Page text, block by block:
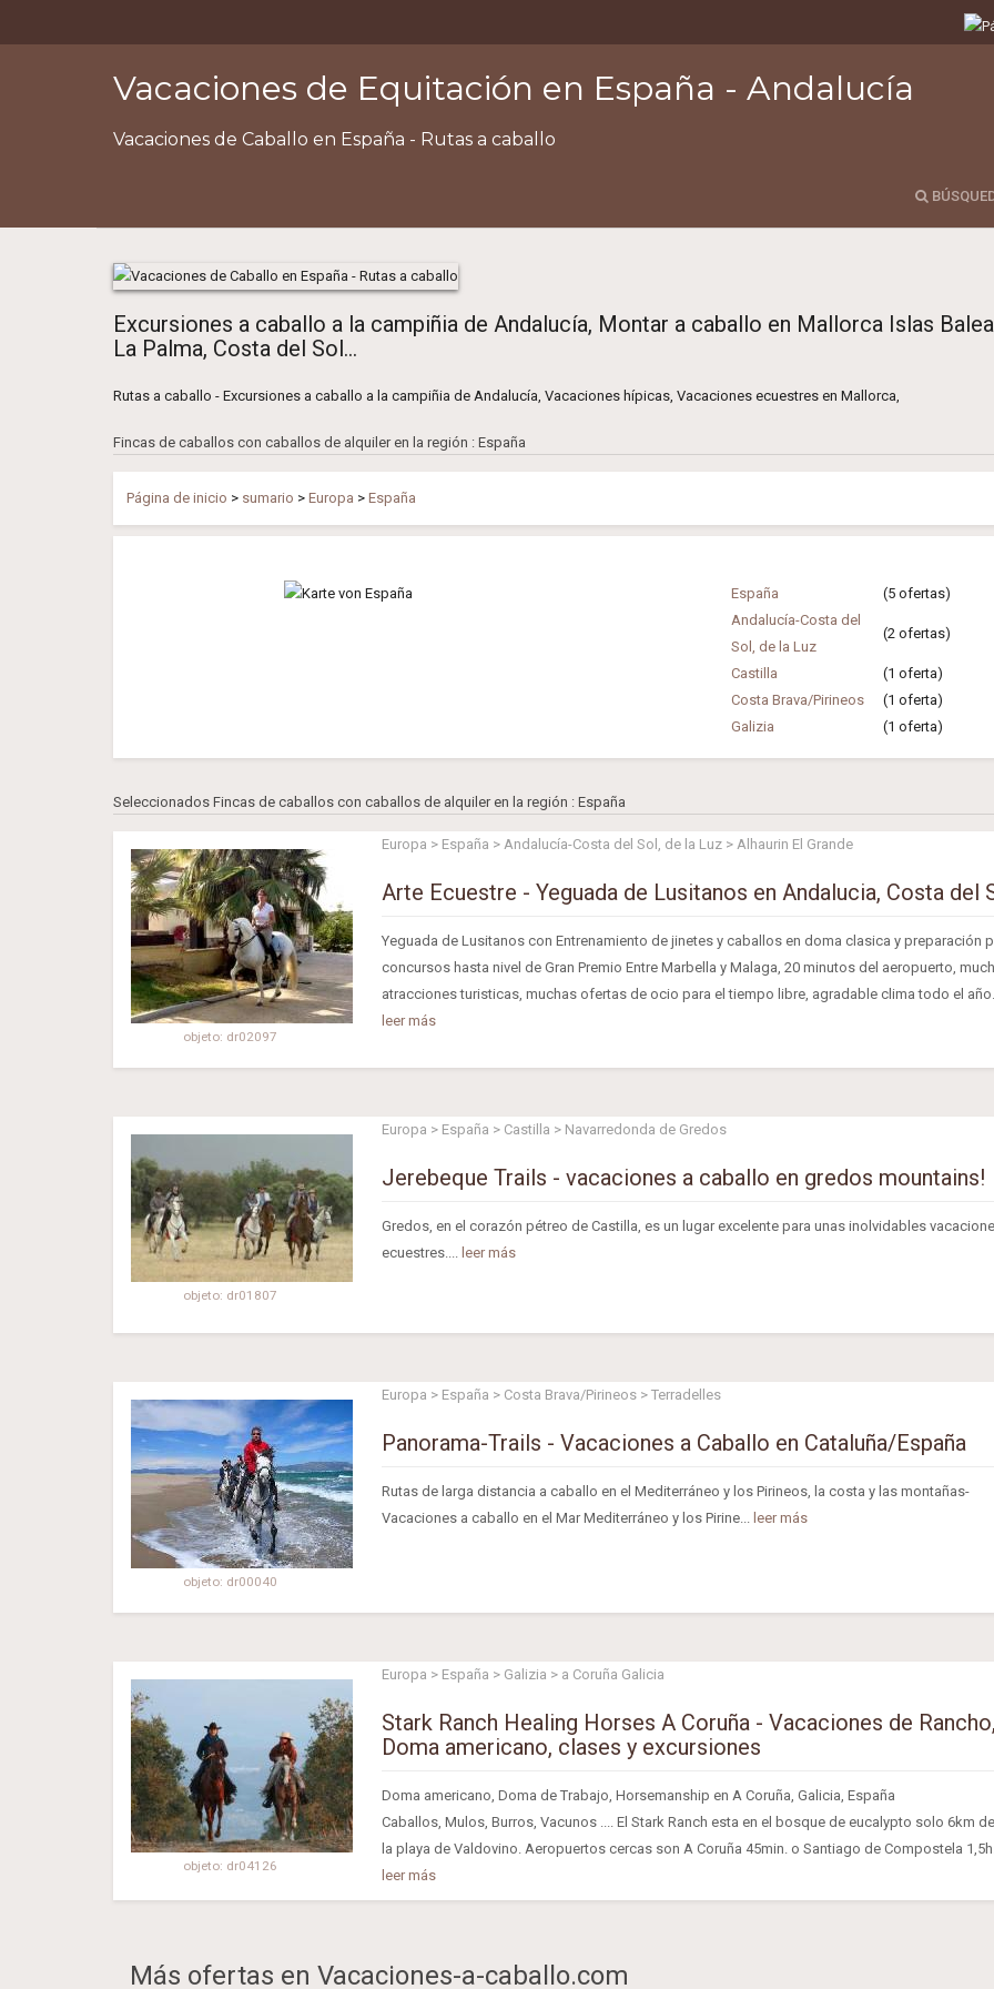
Vacaciones de Equitación en España - Andalucía
Vacaciones de Caballo en España - Rutas a caballo
Excursiones a caballo a la campiñia de Andalucía, Montar a caballo en Mallorca Islas
La Palma, Costa del Sol...
Rutas a caballo - Excursiones a caballo a la campiñia de Andalucía, Vacaciones hípicas, Vacaciones ecuestres en Mallorca,
Fincas de caballos con caballos de alquiler en la región : España
Página de inicio > sumario > Europa > España
España
(5 ofertas)
Andalucía-Costa del
Sol, de la Luz
(2 ofertas)
Castilla
(1 oferta)
Costa Brava/Pirineos
(1 oferta)
Galizia
(1 oferta)
Seleccionados Fincas de caballos con caballos de alquiler en la región : España
objeto: dr02097
Europa > España > Andalucía-Costa del Sol, de la Luz > Alhaurin El Grande
Arte Ecuestre - Yeguada de Lusitanos en Andalucia, Costa del
Yeguada de Lusitanos con Entrenamiento de jinetes y caballos en doma clasica y preparación
concursos hasta nivel de Gran Premio Entre Marbella y Malaga, 20 minutos del aeropuerto,
atracciones turisticas, muchas ofertas de ocio para el tiempo libre, agradable clima todo el año...
leer más
objeto: dr01807
Europa > España > Castilla > Navarredonda de Gredos
Jerebeque Trails - vacaciones a caballo en gredos mountains!
Gredos, en el corazón pétreo de Castilla, es un lugar excelente para unas inolvidables
ecuestres.... leer más
objeto: dr00040
Europa > España > Costa Brava/Pirineos > Terradelles
Panorama-Trails - Vacaciones a Caballo en Cataluña/España
Rutas de larga distancia a caballo en el Mediterráneo y los Pirineos, la costa y las montañas-
Vacaciones a caballo en el Mar Mediterráneo y los Pirine... leer más
objeto: dr04126
Europa > España > Galizia > a Coruña Galicia
Stark Ranch Healing Horses A Coruña - Vacaciones de Rancho,
Doma americano, clases y excursiones
Doma americano, Doma de Trabajo, Horsemanship en A Coruña, Galicia, España
Caballos, Mulos, Burros, Vacunos .... El Stark Ranch esta en el bosque de eucalypto solo 6km
la playa de Valdovino. Aeropuertos cercas son A Coruña 45min. o Santiago de Compostela
leer más
Más ofertas en Vacaciones-a-caballo.com